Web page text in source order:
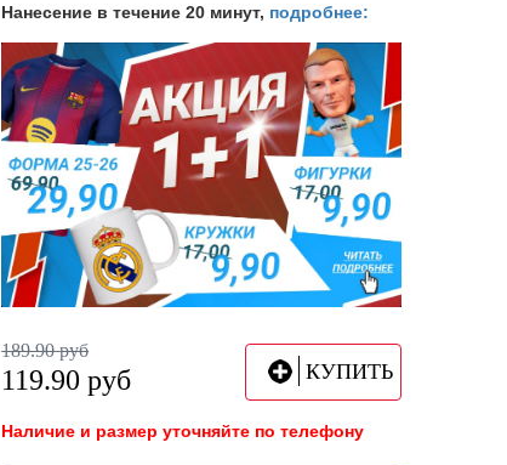
Нанесение в течение 20 минут, подробнее:
189.90 руб
119.90 руб КУПИТЬ
Наличие и размер уточняйте по телефону